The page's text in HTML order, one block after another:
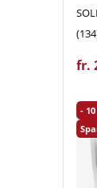
134
fr.
10